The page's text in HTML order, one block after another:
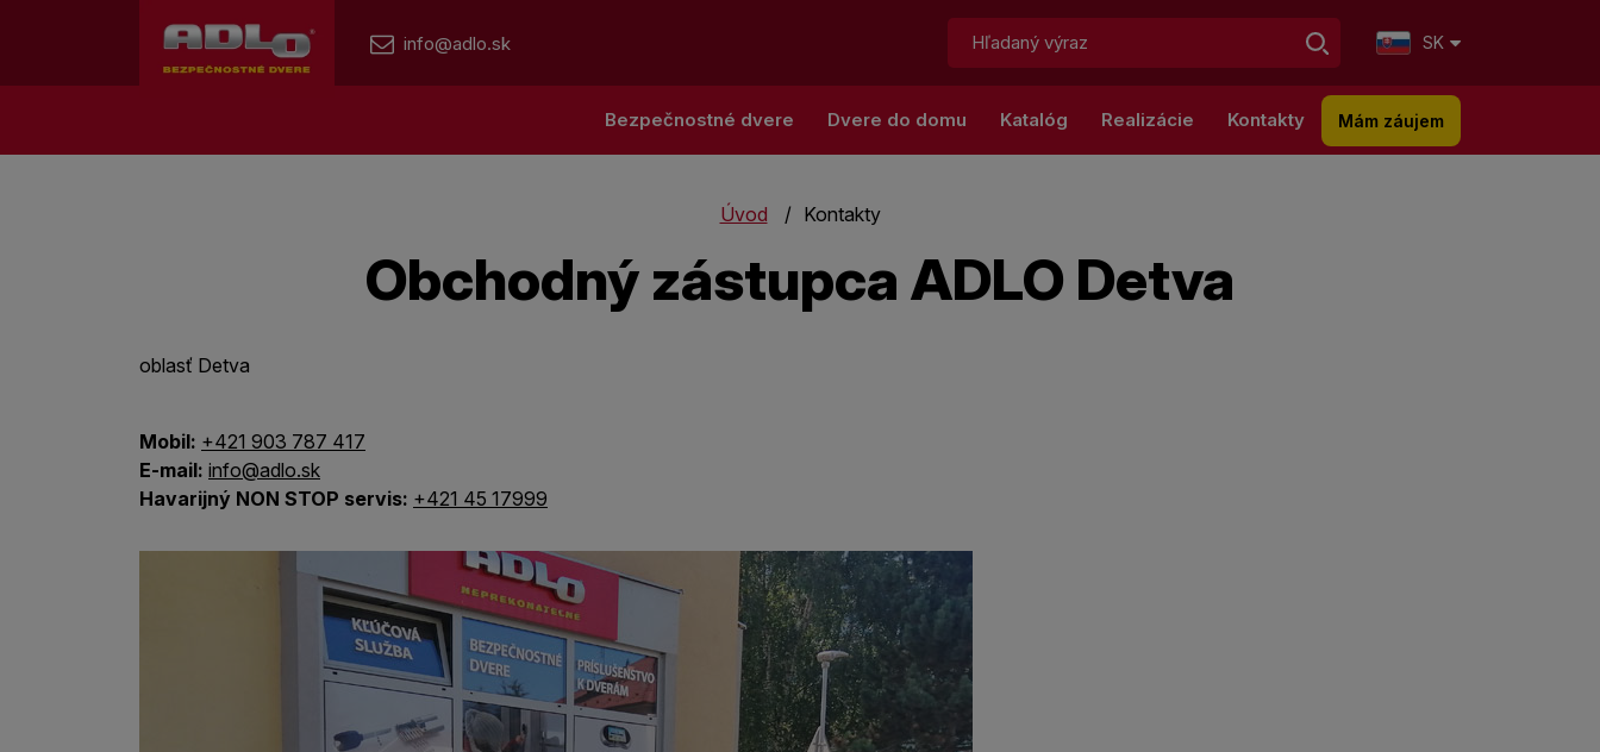
info@adlo.sk
Hľadať: SK
Bezpečnostné dvere Dvere do domu Katalóg Realizácie Kontakty Mám záujem
Úvod Kontakty
Obchodný zástupca ADLO Detva
oblasť Detva
Mobil: +421 903 787 417
E-mail: info@adlo.sk
Havarijný NON STOP servis: +421 45 17999